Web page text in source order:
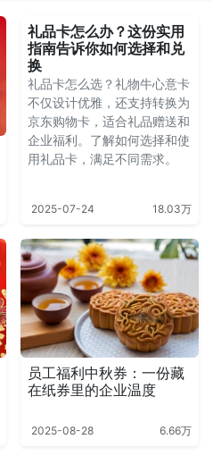
礼品卡怎么办？这份实用
指南告诉你如何选择和兑
换
礼品卡怎么选？礼物牛心意卡
不仅设计优雅，还支持转换为
京东购物卡，适合礼品赠送和
企业福利。了解如何选择和使
用礼品卡，满足不同需求。
2025-07-24 18.03万
员工福利中秋券：一份藏
在纸券里的企业温度
2025-08-28 6.66万